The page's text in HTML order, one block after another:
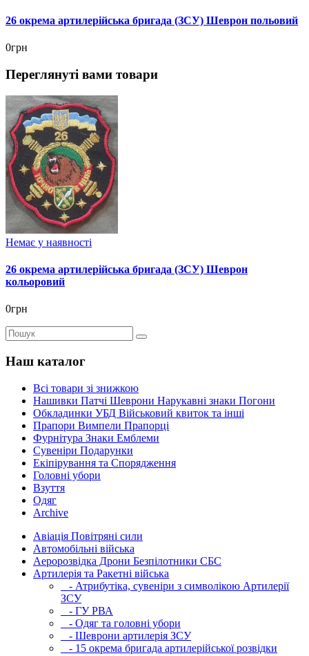
26 окрема артилерійська бригада (ЗСУ) Шеврон польовий
0грн
Переглянуті вами товари
Немає у наявності
26 окрема артилерійська бригада (ЗСУ) Шеврон
кольоровий
0грн
Наш каталог
Всі товари зі знижкою
Нашивки Патчі Шеврони Нарукавні знаки Погони
Обкладинки УБД Військовий квиток та інші
Прапори Вимпели Прапорці
Фурнітура Знаки Емблеми
Сувеніри Подарунки
Екіпірування та Спорядження
Головні убори
Взуття
Одяг
Archive
Авіація Повітряні сили
Автомобільні війська
Аеророзвідка Дрони Безпілотники СБС
Артилерія та Ракетні війська
- Атрибутіка, сувеніри з символікою Артилерії
ЗСУ
- ГУ РВА
- Одяг та головні убори
- Шеврони артилерія ЗСУ
- 15 окрема бригада артилерійської розвідки